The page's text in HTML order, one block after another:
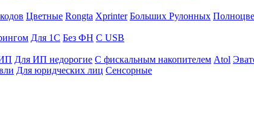
Цветные Rongta Xprinter Больших Рулонных
Для 1С Без ФН С USB
Для ИП недорогие С фискальным накопителем Atol
Для юридческих лиц Сенсорные